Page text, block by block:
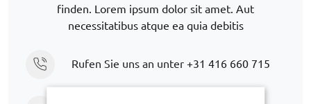
finden. Lorem ipsum dolor sit amet. Aut
necessitatibus atque ea quia debitis
Rufen Sie uns an unter +31 416 660 715